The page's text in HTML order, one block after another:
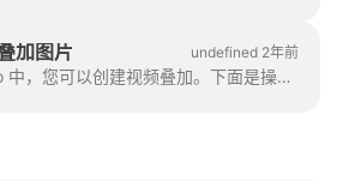
加图片 undefined 2年前
在 Wave.video 中，您可以创建视频叠加。下面是操作方法。视频叠加是一种可以添加到视频中的图片或视频（或者更好...